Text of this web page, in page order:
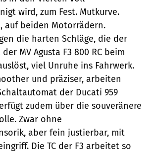
wird, zum Fest. Mutkurve.
auf beiden Motorrädern.
die harten Schläge, die der
MV Agusta F3 800 RC beim
viel Unruhe ins Fahrwerk.
und präziser, arbeiten
der Ducati 959
zudem über die souveränere
Zwar ohne
aber fein justierbar, mit
Die TC der F3 arbeitet so